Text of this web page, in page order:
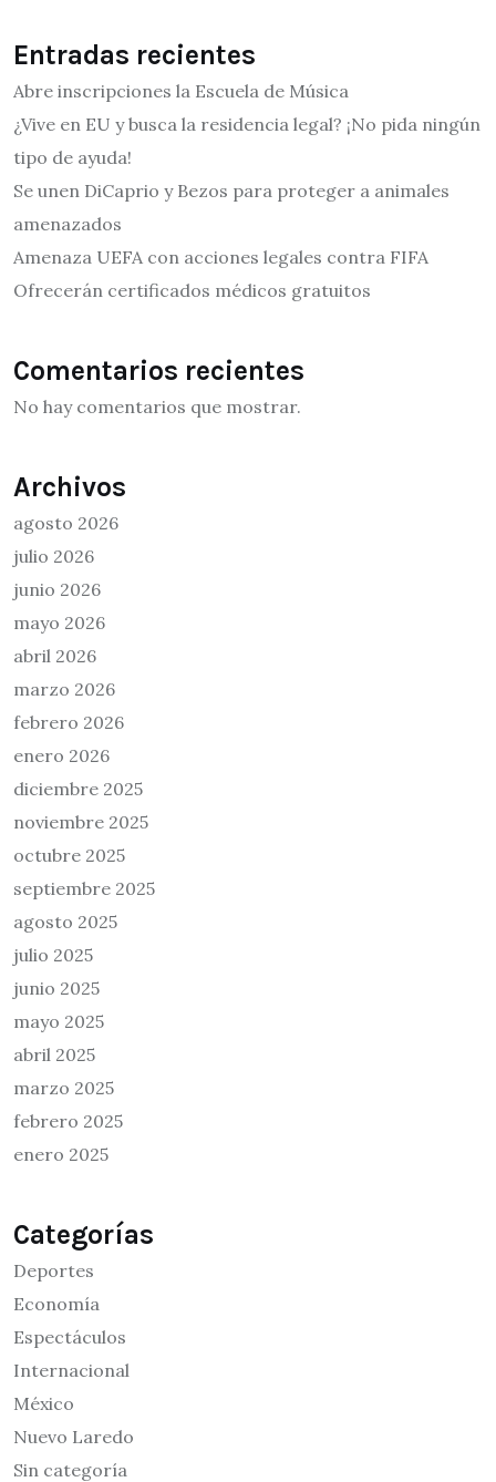
Entradas recientes
Abre inscripciones la Escuela de Música
¿Vive en EU y busca la residencia legal? ¡No pida ningún
tipo de ayuda!
Se unen DiCaprio y Bezos para proteger a animales
amenazados
Amenaza UEFA con acciones legales contra FIFA
Ofrecerán certificados médicos gratuitos
Comentarios recientes
No hay comentarios que mostrar.
Archivos
agosto 2026
julio 2026
junio 2026
mayo 2026
abril 2026
marzo 2026
febrero 2026
enero 2026
diciembre 2025
noviembre 2025
octubre 2025
septiembre 2025
agosto 2025
julio 2025
junio 2025
mayo 2025
abril 2025
marzo 2025
febrero 2025
enero 2025
Categorías
Deportes
Economía
Espectáculos
Internacional
México
Nuevo Laredo
Sin categoría